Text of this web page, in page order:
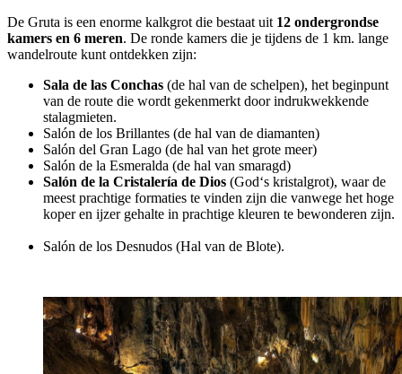
De Gruta is een enorme kalkgrot die bestaat uit 12 ondergrondse
kamers en 6 meren. De ronde kamers die je tijdens de 1 km. lange
wandelroute kunt ontdekken zijn:
Sala de las Conchas (de hal van de schelpen), het beginpunt
van de route die wordt gekenmerkt door indrukwekkende
stalagmieten.
Salón de los Brillantes (de hal van de diamanten)
Salón del Gran Lago (de hal van het grote meer)
Salón de la Esmeralda (de hal van smaragd)
Salón de la Cristalería de Dios (God‘s kristalgrot), waar de
meest prachtige formaties te vinden zijn die vanwege het hoge
koper en ijzer gehalte in prachtige kleuren te bewonderen zijn.
Salón de los Desnudos (Hal van de Blote).